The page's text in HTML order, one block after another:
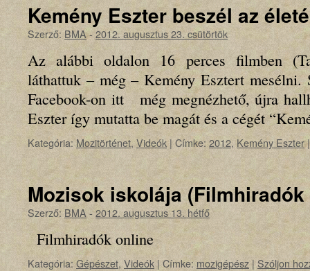
Kemény Eszter beszél az
Szerző: BMA- 2012. augusztus 23. csütörtök
Az alábbi oldalon 16 perces filmben
láthattuk – még – Kemény Esztert mesélni.
Facebook-on itt még megnézhető, újra
Eszter így mutatta be magát és a cégét
Kategória:Mozitörténet, Videók | Címke:2012,Kemény Eszter|
Mozisok iskolája
Szerző: BMA -2012. augusztus 13. hétfő
Filmhiradók online
Kategória: Gépészet, Videók | Címke: mozigépész | Szóljon